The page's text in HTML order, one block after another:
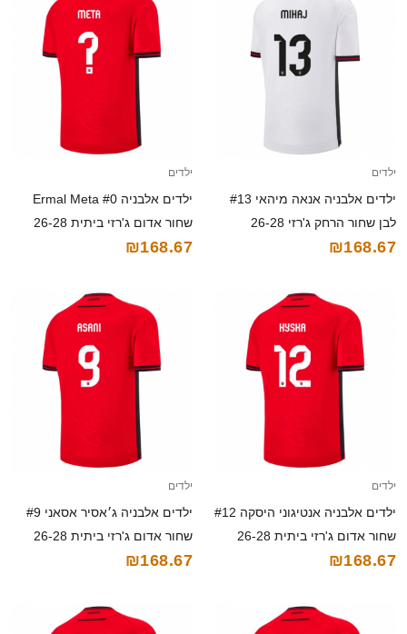
ילדים
ילדים אלבניה אנאה מיהאי #13
לבן שחור הרחק ג'רזי 26-28
חולצה קצרה
₪168.67
ילדים
ילדים אלבניה Ermal Meta #0
שחור אדום ג'רזי ביתית 26-28
חולצה קצרה
₪168.67
ילדים
ילדים אלבניה אנטיגוני היסקה #12
שחור אדום ג'רזי ביתית 26-28
חולצה קצרה
₪168.67
ילדים
ילדים אלבניה ג׳אסיר אסאני #9
שחור אדום ג'רזי ביתית 26-28
חולצה קצרה
₪168.67